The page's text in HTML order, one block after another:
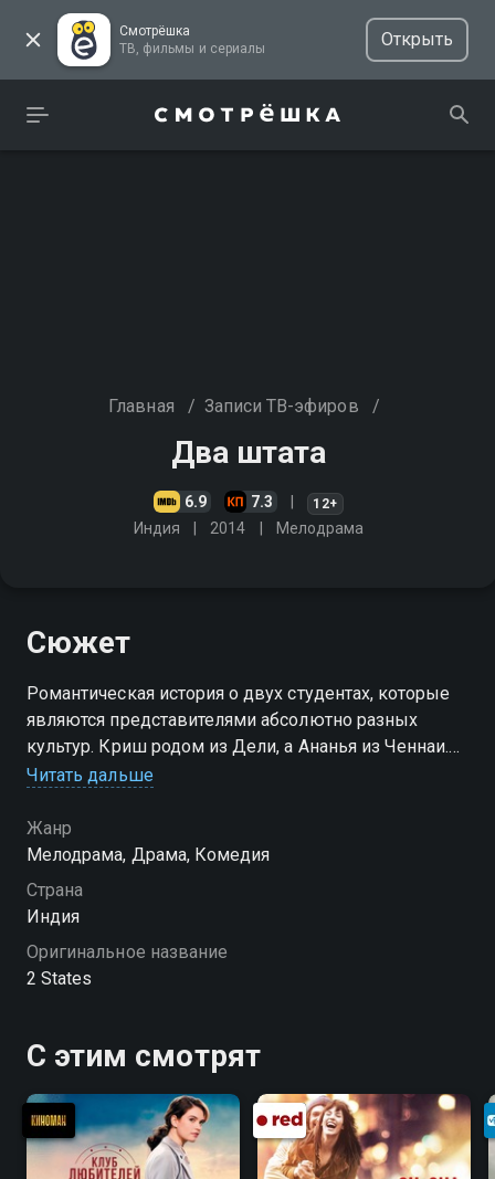
Смотрёшка
ТВ, фильмы и сериалы
Открыть
Главная / Записи ТВ-эфиров /
Два штата
6.9 7.3 12+
Индия 2014 Мелодрама
Сюжет
Романтическая история о двух студентах, которые
являются представителями абсолютно разных
культур. Криш родом из Дели, а Ананья из Ченнаи.
Они решают пожениться, но только если их
Читать дальше
Жанр
Мелодрама, Драма, Комедия
Страна
Индия
Оригинальное название
2 States
С этим смотрят